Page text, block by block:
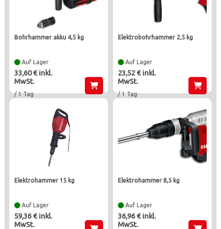
bohrhammer akku 4,5 kg
Auf Lager
33,60 € inkl.
MwSt.
/ 1 Tag
elektrobohrhammer 2,5 kg
Auf Lager
23,52 € inkl.
MwSt.
/ 1 Tag
elektrohammer 15 kg
Auf Lager
59,36 € inkl.
MwSt.
elektrohammer 8,5 kg
Auf Lager
36,96 € inkl.
MwSt.